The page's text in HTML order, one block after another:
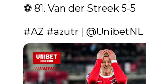
⚽️ 81. Van der Streek 5-5
#AZ #azutr | @UnibetNL